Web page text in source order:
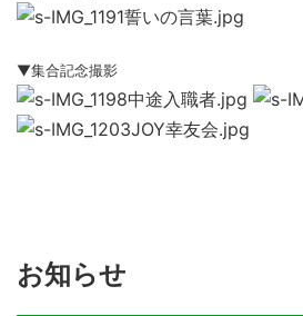
▼集合記念撮影
お知らせ